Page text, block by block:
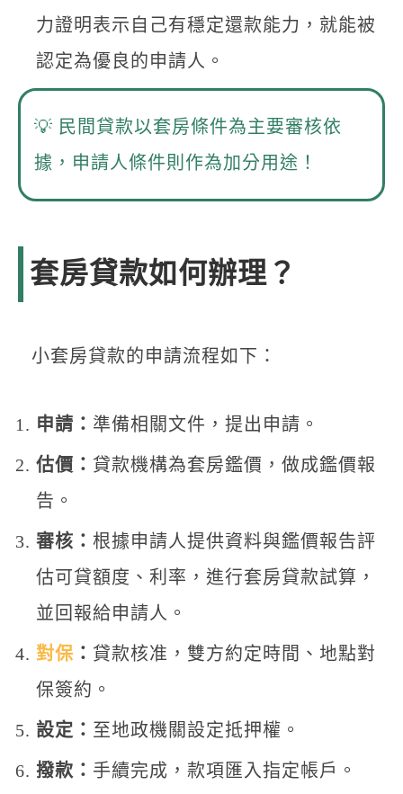
力證明表示自己有穩定還款能力，就能被
認定為優良的申請人。
💡 民間貸款以套房條件為主要審核依
據，申請人條件則作為加分用途！
套房貸款如何辦理？
小套房貸款的申請流程如下：
申請： 準備相關文件，提出申請。
估價： 貸款機構為套房鑑價，做成鑑價報
告。
審核： 根據申請人提供資料與鑑價報告評
估可貸額度、利率，進行套房貸款試算，
並回報給申請人。
對保 ： 貸款核准，雙方約定時間、地點對
保簽約。
設定： 至地政機關設定抵押權。
撥款： 手續完成，款項匯入指定帳戶。